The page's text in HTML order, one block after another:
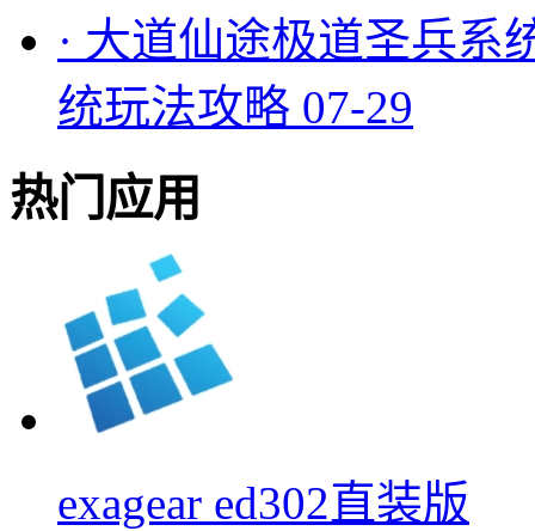
· 大道仙途极道圣兵系
统玩法攻略 07-29
热门应用
exagear ed302直装版